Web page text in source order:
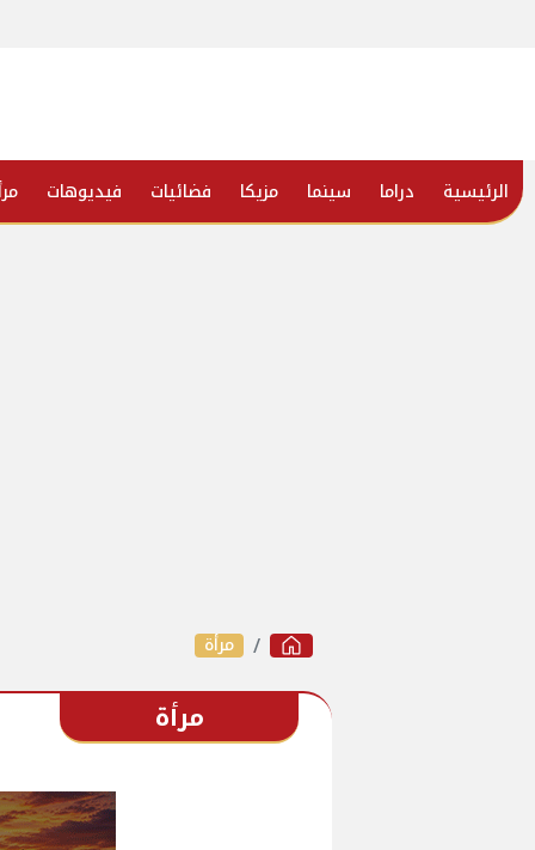
الرئيسية دراما سينما مزيكا فضائيات فيديوهات
مرأة
مرأة